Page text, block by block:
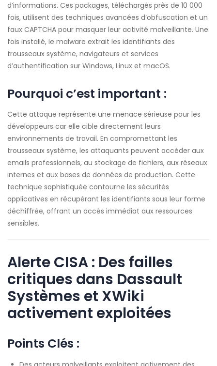
d’informations. Ces packages, téléchargés près de 10 000
fois, utilisent des techniques avancées d’obfuscation et un
faux CAPTCHA pour masquer leur activité malveillante. Une
fois installé, le malware extrait les identifiants des
trousseaux système, navigateurs et services
d’authentification sur Windows, Linux et macOS.
Pourquoi c’est important :
Cette attaque représente une menace sérieuse pour les
développeurs car elle cible directement leurs
environnements de travail. En compromettant les
trousseaux système, les attaquants peuvent accéder aux
emails professionnels, au stockage de fichiers, aux réseaux
internes et aux bases de données de production. Cette
technique sophistiquée contourne les sécurités
applicatives en récupérant les identifiants sous leur forme
déchiffrée, offrant un accès immédiat aux ressources
sensibles.
Alerte CISA : Des failles
critiques dans Dassault
Systèmes et XWiki
activement exploitées
Points Clés :